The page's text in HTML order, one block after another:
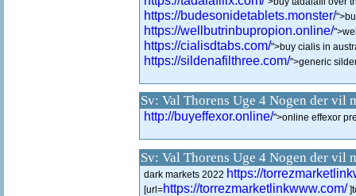
https://budesonidetablets.monster/
https://wellbutrinbupropion.online/
https://cialisdtabs.com/">buy cialis in
https://sildenafilthree.com/">generic
Sv: Val Thorens Uge 4 Nogen der vil
http://buyeffexor.online/">online effexor
Sv: Val Thorens Uge 4 Nogen der vil
dark markets 2022 https://
[url=https://torrezmarketlinkwww.com/